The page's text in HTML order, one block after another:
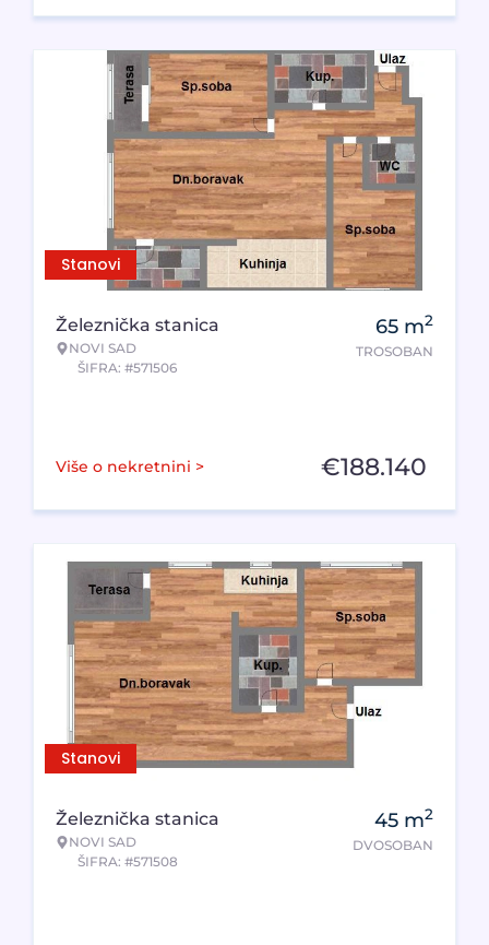
Stanovi
Železnička stanica
NOVI SAD
ŠIFRA: #571506
65 m2
TROSOBAN
Više o nekretnini > €188.140
Stanovi
Železnička stanica
NOVI SAD
ŠIFRA: #571508
45 m2
DVOSOBAN